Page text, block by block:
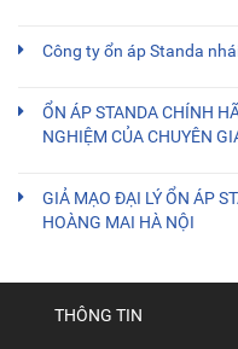
Công ty ổn áp Standa
ỔN ÁP STANDA CHÍNH
NGHIỆM CỦA CHUYÊN
GIẢ MẠO ĐẠI LÝ ỔN ÁP
HOÀNG MAI HÀ NỘI
THÔNG TIN